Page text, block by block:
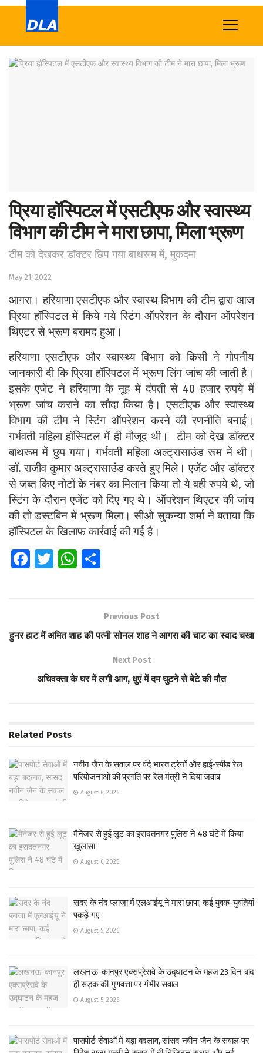
प्रिया हॉस्पिटल में एसटीएफ और स्वास्थ्य
विभाग की टीम ने मारा छापा, मिला भ्रूण
टीम को देखकर डॉक्टर छिप गया बाथरूम में, मुकदमा
May 21, 2022
आगरा। हरियाणा एसटीएफ और स्वास्थ विभाग की टीम द्वारा आज
प्रिया हॉस्पिटल में किये गये स्टिंग ऑपरेशन के दौरान ऑपरेशन
थिएटर से भ्रूण बरामद हुआ।
हरियाणा एसटीएफ और स्वास्थ्य विभाग को किसी ने गोपनीय
जानकारी दी कि प्रिया हॉस्पिटल में भ्रूण लिंग जांच की जाती है।
इसके एजेंट ने हरियाणा के नूह में दंपती से 40 हजार रुपये में
भ्रूण जांच कराने का सौदा किया है। एसटीएफ और स्वास्थ्य
विभाग की टीम ने स्टिंग ऑपरेशन करने की रणनीति बनाई।
गर्भवती महिला हॉस्पिटल में ही मौजूद थी। टीम को देख डॉक्टर
बाथरूम में छुप गया। गर्भवती महिला अल्ट्रासाउंड रूम में थी।
डॉ. राजीव कुमार अल्ट्रासाउंड करते हुए मिले।एजेंट और डॉक्टर
से जब्त किए नोटों के नंबर का मिलान किया तो ये वही रुपये थे, जो
स्टिंग के दौरान एजेंट को दिए गए थे।ऑपरेशन थिएटर की जांच
की तो डस्टबिन में भ्रूण मिला। सीओ सुकन्या शर्मा ने बताया कि
हॉस्पिटल के खिलाफ कार्रवाई की गई है।
Fa
o
T
W
A
p
e
Previous Post
हुनर हाट में अमित शाह की पत्नी सोनल शाह ने आगरा की चाट का स्वाद चखा
Next Post
अधिवक्ता के घर में लगी आग, धुएं में दम घुटने से बेटे की मौत
Related Posts
नवीन जैन के सवाल पर वंदे भारत ट्रेनों और हाई-स्पीड रेल
परियोजनाओं की प्रगति पर रेल मंत्री ने दिया जवाब
August 6, 2026
मैनेजर से हुई लूट का इरादतनगर पुलिस ने 48 घंटे में किया
खुलासा
August 6, 2026
सदर के नंद प्लाजा में एलआईयू ने मारा छापा, कई युवक-युवतियां
पकड़े गए
August 5, 2026
लखनऊ-कानपुर एक्सप्रेसवे के उद्घाटन के महज 23 दिन बाद
ही सड़क की गुणवत्ता पर गंभीर सवाल
August 5, 2026
पासपोर्ट सेवाओं में बड़ा बदलाव, सांसद नवीन जैन के सवाल पर
Home
Health
World